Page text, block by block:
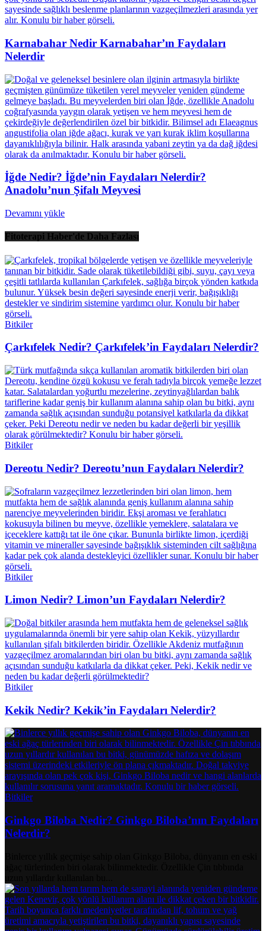
Karnabahar Nedir Karnabahar’ın Faydaları
Nelerdir
İğde Nedir? İğde’nin Faydaları Nelerdir?
Anadolu’nun Şifalı Meyvesi
Devamını yükle
Fitoterapi Haber'de Daha Fazlası
Bitkiler
Çarkıfelek Nedir? Çarkıfelek’in Faydaları Nelerdir?
Bitkiler
Dereotu Nedir? Dereotu’nun Faydaları Nelerdir?
Bitkiler
Limon Nedir? Limon’un Faydaları Nelerdir?
Bitkiler
Kekik Nedir? Kekik’in Faydaları Nelerdir?
Bitkiler
Ginkgo Biloba Nedir? Ginkgo Biloba’nın Faydaları
Nelerdir?